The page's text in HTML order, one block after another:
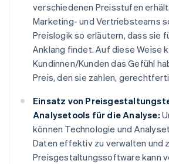
verschiedenen Preisstufen
Marketing- und Vertriebsteams
Preislogik so erläutern, dass sie
Anklang findet. Auf diese Weise
Kundinnen/Kunden das Gefühl
Preis, den sie zahlen,
Einsatz von
Analysetools für die Analyse:
können Technologie und
Daten effektiv zu verwalten und
Preisgestaltungssoftware kann